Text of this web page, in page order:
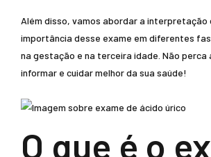
Além disso, vamos abordar a interpretação
importância desse exame em diferentes
na gestação e na terceira idade. Não perca
informar e cuidar melhor da sua saúde!
O que é o